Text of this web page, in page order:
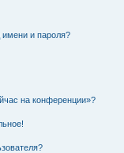
имени и пароля?
на конференции»?